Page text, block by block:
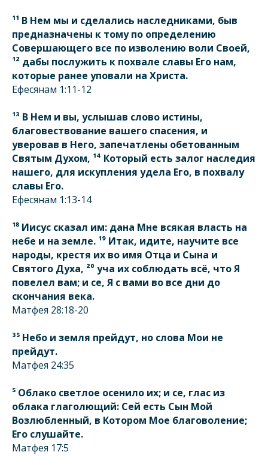
¹¹ В Нем мы и сделались наследниками, быв
предназначены к тому по определению
Совершающего все по изволению воли Своей,
¹² дабы послужить к похвале славы Его нам,
которые ранее уповали на Христа.
Ефесянам 1:11-12
¹³ В Нем и вы, услышав слово истины,
благовествование вашего спасения, и
уверовав в Него, запечатлены обетованным
Святым Духом, ¹⁴ Который есть залог наследия
нашего, для искупления удела Его, в похвалу
славы Его.
Ефесянам 1:13-14
¹⁸ Иисус сказал им: дана Мне всякая власть на
небе и на земле. ¹⁹ Итак, идите, научите все
народы, крестя их во имя Отца и Сына и
Святого Духа, ²⁰ уча их соблюдать всё, что Я
повелел вам; и се, Я с вами во все дни до
скончания века.
Матфея 28:18-20
³⁵ Небо и земля прейдут, но слова Мои не
прейдут.
Матфея 24:35
⁵ Облако светлое осенило их; и се, глас из
облака глаголющий: Сей есть Сын Мой
Возлюбленный, в Котором Мое благоволение;
Его слушайте.
Матфея 17:5